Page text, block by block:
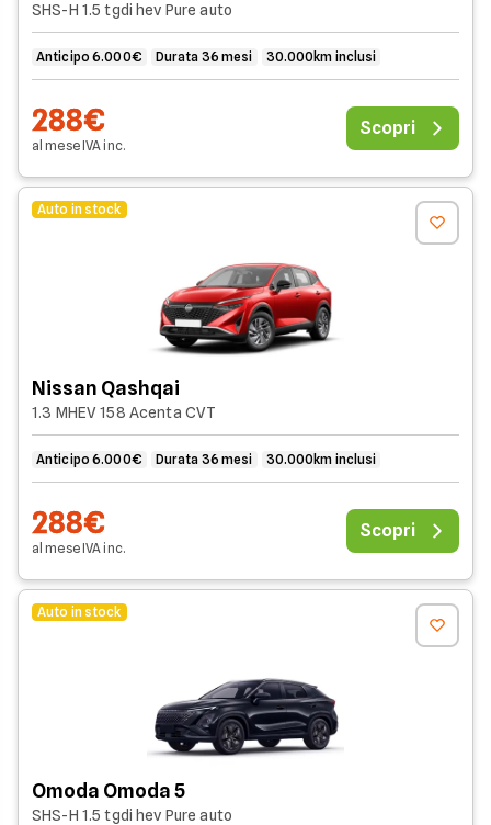
SHS-H 1.5 tgdi hev Pure auto
Anticipo 6.000€ Durata 36 mesi 30.000km inclusi
288€
al meseIVAinc.
Scopri
Auto in stock
Nissan Qashqai
1.3 MHEV 158 Acenta CVT
Anticipo 6.000€ Durata 36 mesi 30.000km inclusi
288€
al meseIVAinc.
Scopri
Auto in stock
Omoda Omoda 5
SHS-H 1.5 tgdi hev Pure auto